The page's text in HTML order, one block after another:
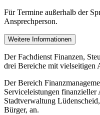
Für Termine außerhalb der
Ansprechperson.
Weitere Informationen
Der Fachdienst Finanzen,
drei Bereiche mit vielseitigen
Der Bereich
Serviceleistungen
Stadtverwaltung
Bürger, an.